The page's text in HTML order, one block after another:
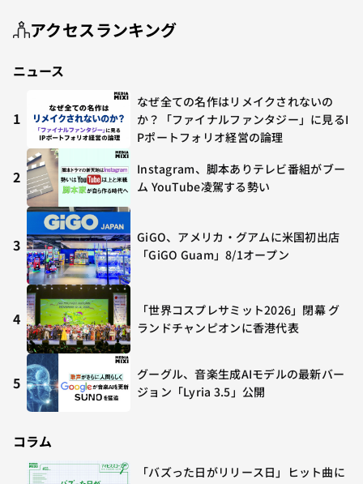
アクセスランキング
ニュース
1
なぜ全ての名作はリメイクされないの
か？「ファイナルファンタジー」に見るI
Pポートフォリオ経営の論理
2
Instagram、脚本ありテレビ番組がブー
ム YouTube凌駕する勢い
3
GiGO、アメリカ・グアムに米国初出店
「GiGO Guam」8/1オープン
4
「世界コスプレサミット2026」閉幕 グ
ランドチャンピオンに香港代表
5
グーグル、音楽生成AIモデルの最新バー
ジョン「Lyria 3.5」公開
コラム
「バズった日がリリース日」ヒット曲に